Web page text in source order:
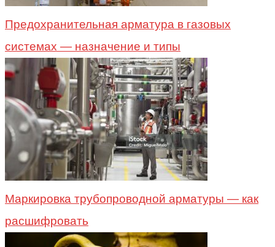
Предохранительная арматура в газовых
системах — назначение и типы
Маркировка трубопроводной арматуры — как
расшифровать